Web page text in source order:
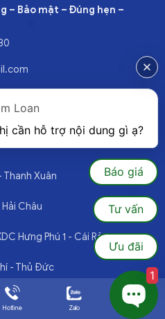
– Bảo mật – Đúng hẹn –
Thanh Xuân
Hải Châu
Hưng Phú 1 - Cái Răng
- Thủ Đức
Hotline Zalo Ưu đãi
Loan
cần hỗ trợ nội dung gì ạ?
Báo giá
Tư vấn
Ưu đãi
1